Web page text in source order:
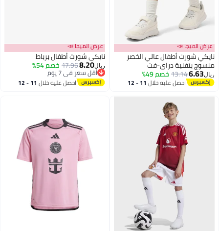
2
عرض الميجا 📣
نايكي شورت أطفال عالي الخصر
منسوج بتقنية دراي-فت
ريال6.63
13.14خصم 49%
احصل عليه خلال 11 - 12
عرض الميجا 📣
نايكي شورت أطفال برباط
ريال8.20
17.96خصم 54%
أقل سعر في 7 يوم
أقل سعر في 7 يوماحصل عليه خلال 11 - 12